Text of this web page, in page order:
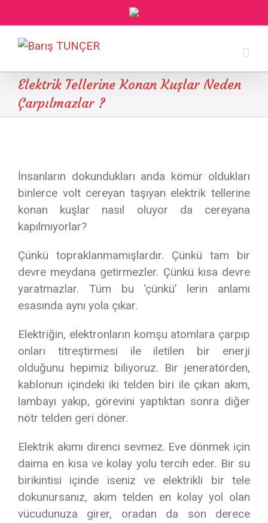
Elektrik Tellerine Konan Kuşlar Neden
Çarpılmazlar ?
İnsanların dokundukları anda kömür oldukları
binlerce volt cereyan taşıyan elektrik tellerine
konan kuşlar nasıl oluyor da cereyana
kapılmıyorlar?
Çünkü topraklanmamışlardır. Çünkü tam bir
devre meydana getirmezler. Çünkü kısa devre
yaratmazlar. Tüm bu ‘çünkü’ lerin anlamı
esasında aynı yola çıkar.
Elektriğin, elektronların komşu atomlara çarpıp
onları titreştirmesi ile iletilen bir enerji
olduğunu hepimiz biliyoruz. Bir jeneratörden,
kablonun içindeki iki telden biri ile çıkan akım,
lambayı yakıp, görevini yaptıktan sonra diğer
nötr telden geri döner.
Elektrik akımı direnci sevmez. Eve dönmek için
daima en kısa ve kolay yolu tercih eder. Bir su
birikintisi içinde iseniz ve elektrikli bir tele
dokunursanız, akım telden en kolay yol olan
vücudunuza girer, oradan da son derece